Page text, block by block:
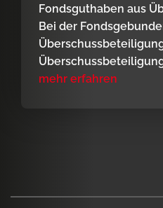
Fondsguthaben aus
Bei der
mehr erfahren